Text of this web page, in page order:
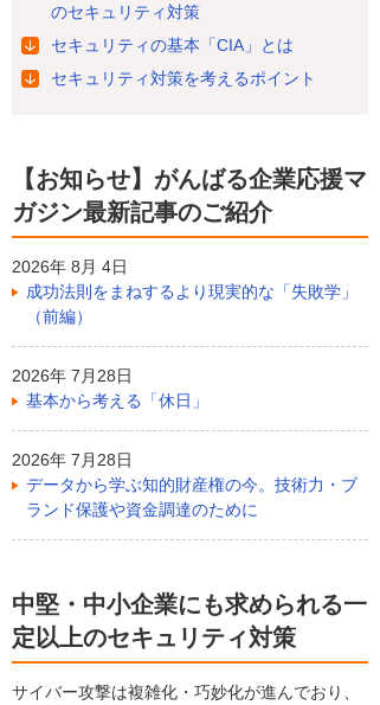
のセキュリティ対策
セキュリティの基本「CIA」とは
セキュリティ対策を考えるポイント
【お知らせ】がんばる企業応援マ
ガジン最新記事のご紹介
2026年 8月 4日
成功法則をまねするより現実的な「失敗学」
（前編）
2026年 7月28日
基本から考える「休日」
2026年 7月28日
データから学ぶ知的財産権の今。技術力・ブ
ランド保護や資金調達のために
中堅・中小企業にも求められる一
定以上のセキュリティ対策
サイバー攻撃は複雑化・巧妙化が進んでおり、